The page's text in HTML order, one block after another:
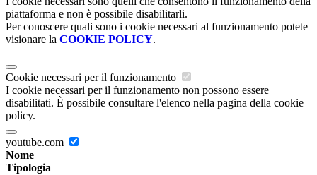
piattaforma e non è possibile disabilitarli.
Per conoscere quali sono i cookie necessari al funzionamento potete
visionare la COOKIE POLICY.
Cookie necessari per il funzionamento
I cookie necessari per il funzionamento non possono essere
disabilitati. È possibile consultare l'elenco nella pagina della cookie
policy.
youtube.com
Nome
Tipologia